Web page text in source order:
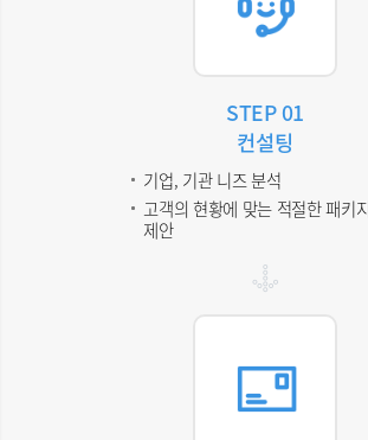
STEP 01
컨설팅
기업, 기관 니즈 분석
고객의 현황에 맞는 적절한 패키지
제안